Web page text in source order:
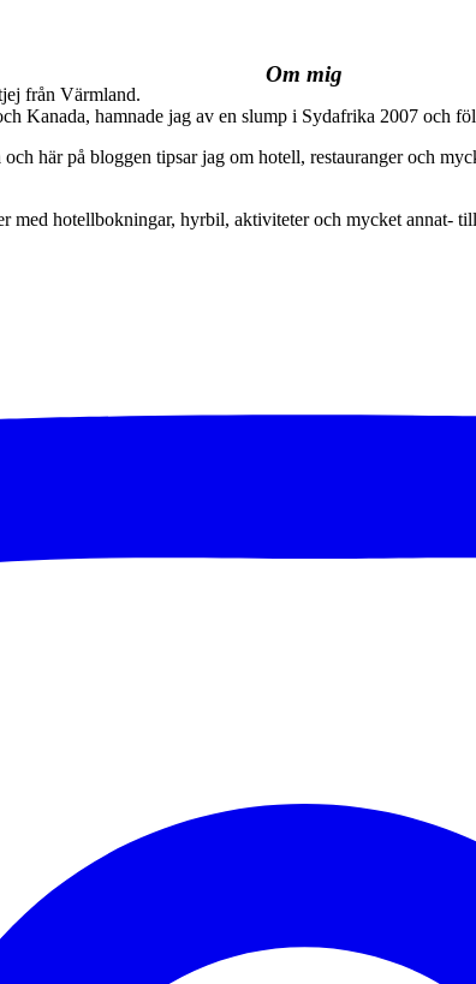
Om mig
från Värmland.
Kanada, hamnade jag av en slump i Sydafrika 2007 och
och här på bloggen tipsar jag om hotell, restauranger och
med hotellbokningar, hyrbil, aktiviteter och mycket annat-